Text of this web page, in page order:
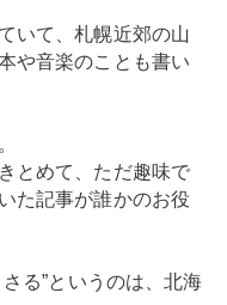
いて、札幌近郊の山
や音楽のことも書い
とめて、ただ趣味で
た記事が誰かのお役
る”というのは、北海